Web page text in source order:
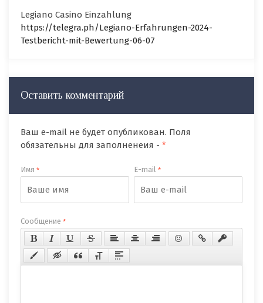
Legiano Casino Einzahlung
https://telegra.ph/Legiano-Erfahrungen-2024-
Testbericht-mit-Bewertung-06-07
Оставить комментарий
Ваш e-mail не будет опубликован. Поля
обязательны для заполненеия - *
Имя * E-mail*
Сообщение *